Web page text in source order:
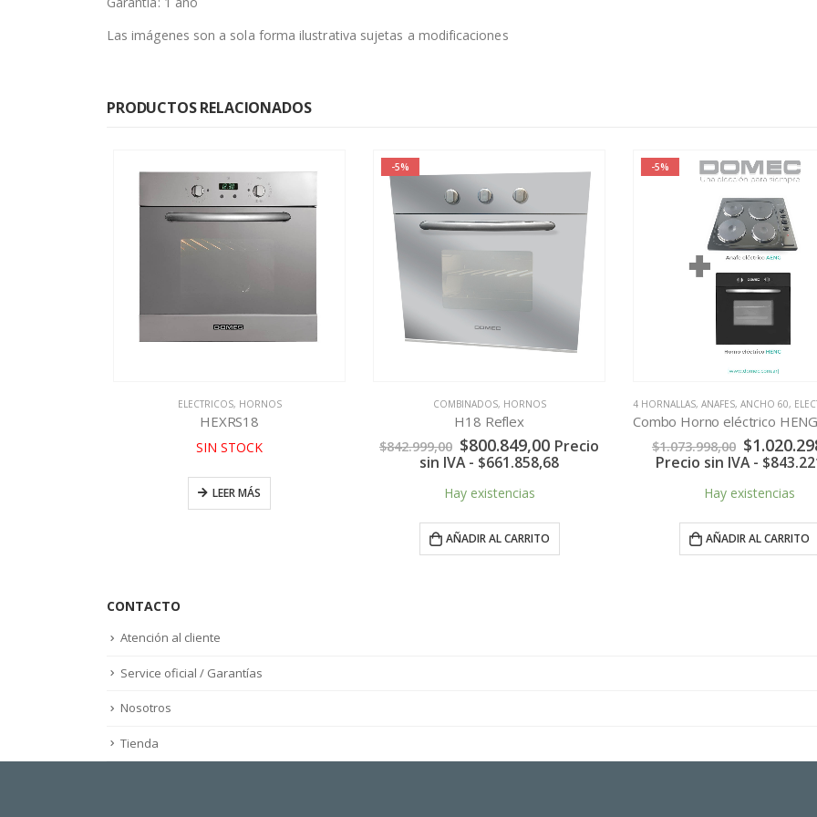
Las imágenes son a sola forma ilustrativa sujetas a modificaciones
PRODUCTOS RELACIONADOS
ELECTRICOS,HORNOS
HEXRS18
SIN STOCK
LEER MÁS
-5%
COMBINADOS,HORNOS
H18 Reflex
$842.999,00 El
precio
era:
$800.849,00El
precio
Precio
sin IVA -$661.858,68
Hay existencias
AÑADIR AL CARRITO
-5%
4 HORNALLAS,ANAFES,ANCHO 60,
$1.073.998,00 El
precio
era:
$
Precio sin IVA -$
Hay existencias
AÑADIR AL CARRITO
CONTACTO
Atención al cliente
Service oficial / Garantías
Nosotros
Tienda